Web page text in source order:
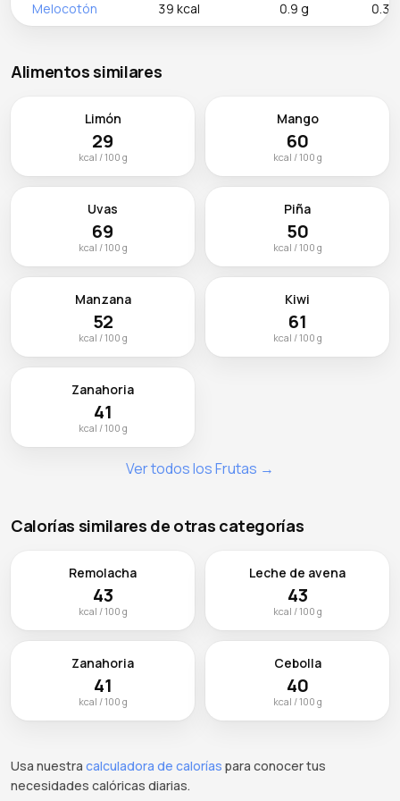
Melocotón 39 kcal 0.9 g 0.3 g
Alimentos similares
Limón
29
kcal / 100 g
Mango
60
kcal / 100 g
Uvas
69
kcal / 100 g
Piña
50
kcal / 100 g
Manzana
52
kcal / 100 g
Kiwi
61
kcal / 100 g
Zanahoria
41
kcal / 100 g
Ver todos los Frutas →
Calorías similares de otras categorías
Remolacha
43
kcal / 100 g
Leche de avena
43
kcal / 100 g
Zanahoria
41
kcal / 100 g
Cebolla
40
kcal / 100 g
Usa nuestra calculadora de calorías para conocer tus
necesidades calóricas diarias.